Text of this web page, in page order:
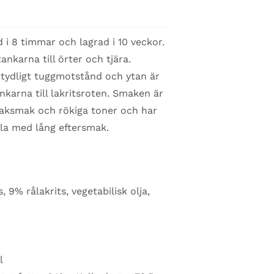
8 timmar och lagrad i 10 veckor.
till örter och tjära.
tuggmotstånd och ytan är
till lakritsroten. Smaken är
och rökiga toner och har
med lång eftersmak.
9% rålakrits, vegetabilisk olja,